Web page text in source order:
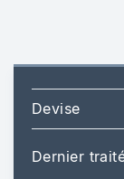
Devise
Dernier